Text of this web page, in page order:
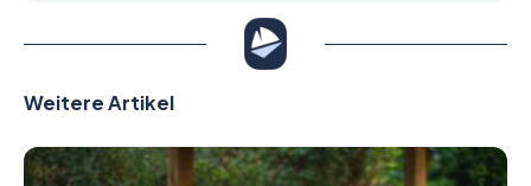
Weitere Artikel